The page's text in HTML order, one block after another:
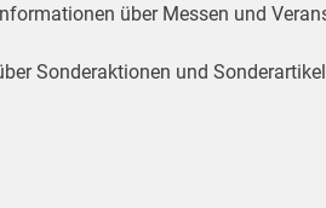
über Messen und
Sonderaktionen und